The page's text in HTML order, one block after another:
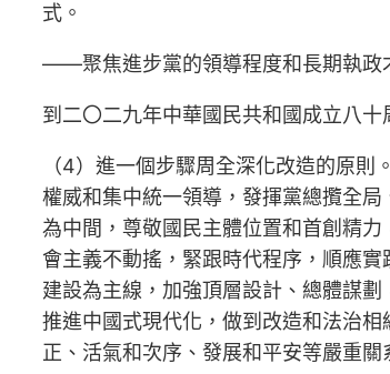
式。
——聚焦進步黨的領導程度和長期執政
到二〇二九年中華國民共和國成立八
（4）進一個步驟周全深化改造的原
權威和集中統一領導，發揮黨總攬全
為中間，尊敬國民主體位置和首創精
會主義不動搖，緊跟時代程序，順應
建設為主線，加強頂層設計、總體謀
推進中國式現代化，做到改造和法治
正、活氣和次序、發展和平安等嚴重